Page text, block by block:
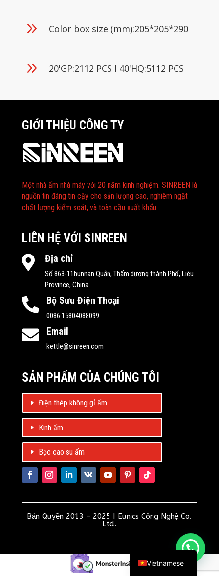
9 Color box size (mm):205*205*290
9 20'GP:2112 PCS I 40'HQ:5112 PCS
GIỚI THIỆU CÔNG TY
Một nhà ấm nhà máy với 20 năm kinh nghiệm. SINREEN là
nguồn tin đáng tin cậy cho sản lượng cao, nghiêm ngặt
chất lượng kiểm soát, và toàn cầu xuất khẩu.
LIÊN HỆ VỚI SINREEN
 Địa chỉ
Số 863-11hunnan Quận, Thẩm dương thành Phố, Liêu
Province, China
 Bộ Sưu Điện Thoại
0086 15804088099
 Email
kettle@sinreen.com
SẢN PHẨM CỦA CHÚNG TÔI
Điện thép không gỉ ấm
Kính ấm
Bọc cao su ấm
Bản Quyền 2013 – 2025 | Eunics Công Nghệ Co.
Ltd.
Vietnamese
Russian